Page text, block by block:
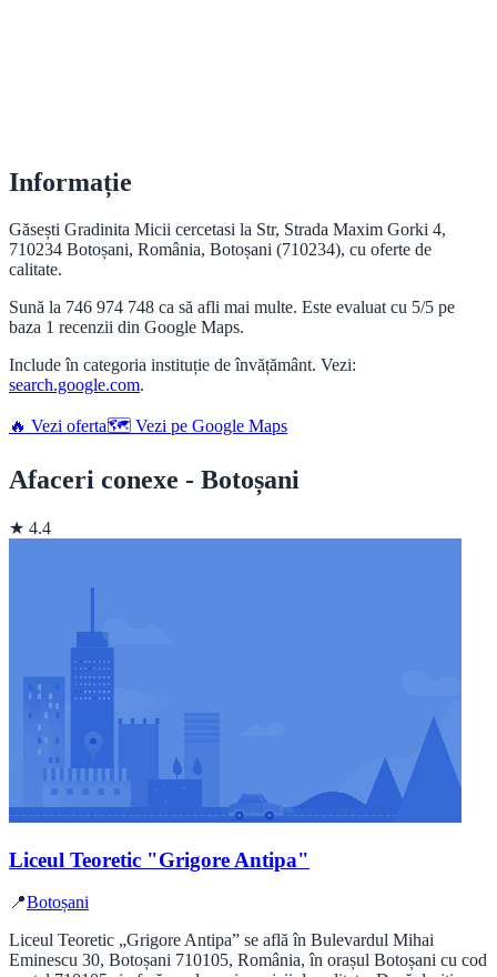
Informație
Găsești Gradinita Micii cercetasi la Str, Strada Maxim Gorki 4,
710234 Botoșani, România, Botoșani (710234), cu oferte de
calitate.
Sună la 746 974 748 ca să afli mai multe. Este evaluat cu 5/5 pe
baza 1 recenzii din Google Maps.
Include în categoria instituție de învățământ. Vezi:
search.google.com.
🔥 Vezi oferta🗺️ Vezi pe Google Maps
Afaceri conexe - Botoșani
★ 4.4
Liceul Teoretic "Grigore Antipa"
📍Botoșani
Liceul Teoretic „Grigore Antipa” se află în Bulevardul Mihai
Eminescu 30, Botoșani 710105, România, în orașul Botoșani cu cod